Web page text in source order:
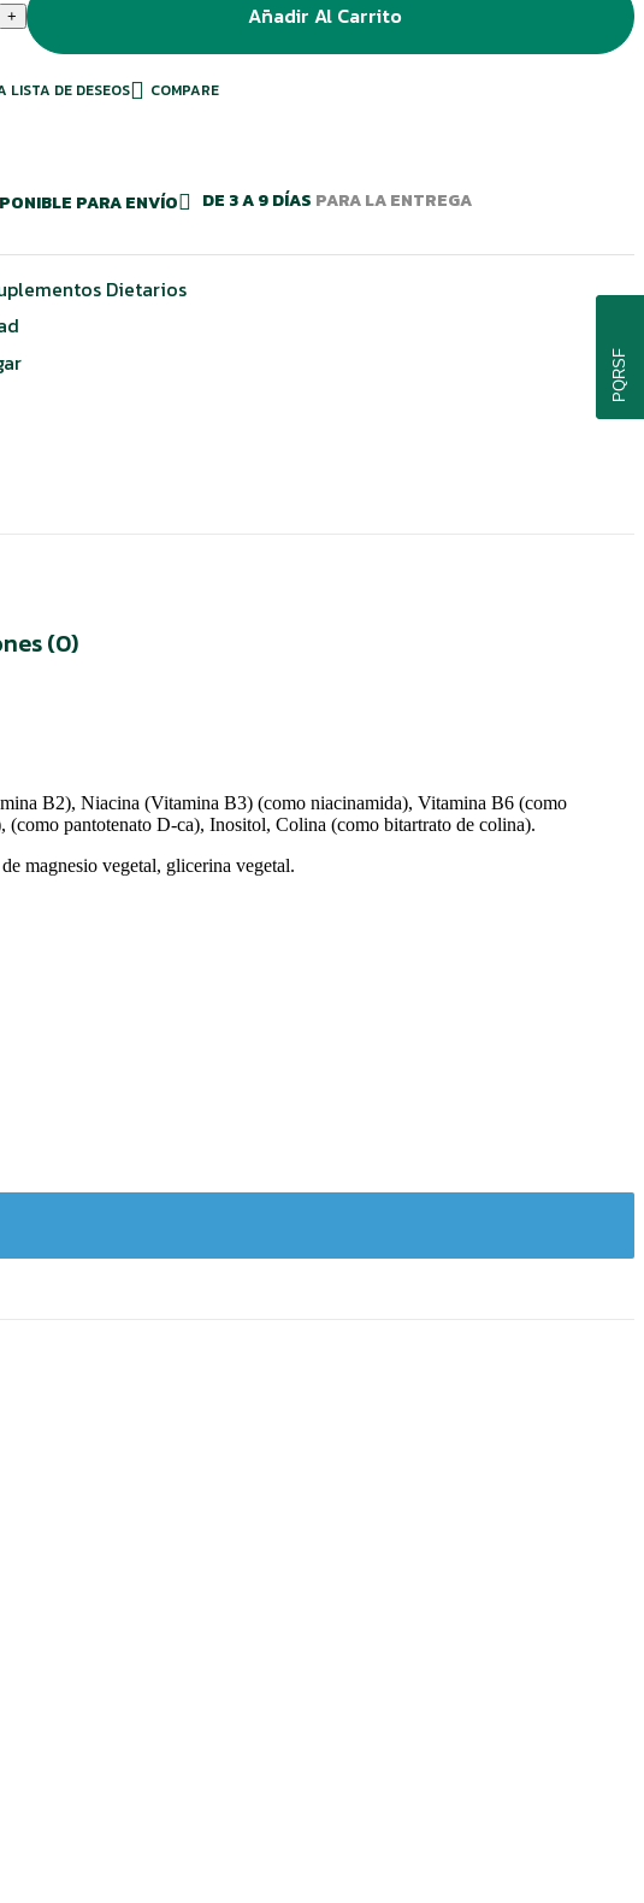
+ Añadir Al Carrito
LISTA DE DESEOS COMPARE
PARA ENVÍO DE 3 A 9 DÍAS PARA LA ENTREGA
Dietarios
(0)
B2), Niacina (Vitamina B3) (como niacinamida), Vitamina B6 (como
pantotenato D-ca), Inositol, Colina (como bitartrato de colina).
magnesio vegetal, glicerina vegetal.
PQRSF